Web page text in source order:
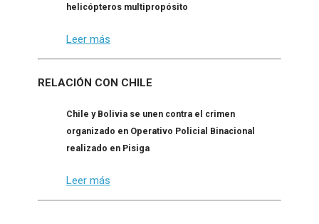
helicópteros multipropósito
Leer más
RELACIÓN CON CHILE
Chile y Bolivia se unen contra el crimen
organizado en Operativo Policial Binacional
realizado en Pisiga
Leer más